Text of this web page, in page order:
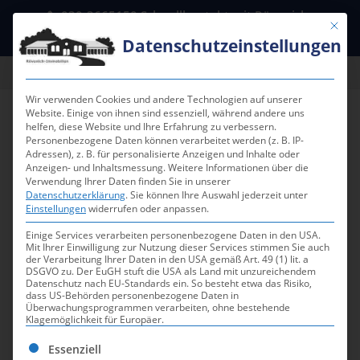
030-3665150 Schnellkontakt mit Rövenich-
email@meinzuhause24.de
Formularcenter für Mieter,
Vermieter und Verkäufer
Selbstauskunft Mietinteressent
Formularcenter: Formular mit Selbstauskunft
des Mieters / der Mieter
DownloadSelbstauskunft bei Vermietungen
Mit
Datenschutzeinstellungen
Wir verwenden Cookies und andere Technologien auf unserer
Website. Einige von ihnen sind essenziell, während andere uns
helfen, diese Website und Ihre Erfahrung zu verbessern.
Personenbezogene Daten können verarbeitet werden (z. B. IP-
Adressen), z. B. für personalisierte Anzeigen und Inhalte oder
Anzeigen- und Inhaltsmessung.Weitere Informationen über die
Verwendung Ihrer Daten finden Sie in unserer
Datenschutzerklärung.Sie können Ihre Auswahl jederzeit unter
Einstellungenwiderrufen oder anpassen.
Einige Services verarbeiten personenbezogene Daten in den USA.
Mit Ihrer Einwilligung zur Nutzung dieser Services stimmen Sie auch
der Verarbeitung Ihrer Daten in den USA gemäß Art. 49 (1) lit. a
DSGVO zu. Der EuGH stuft die USA als Land mit unzureichendem
Datenschutz nach EU-Standards ein. So besteht etwa das Risiko,
dass US-Behörden personenbezogene Daten in
Überwachungsprogrammen verarbeiten, ohne bestehende
Klagemöglichkeit für Europäer.
Es folgt eine Liste der Service-Gruppen, für die eine
Essenziell